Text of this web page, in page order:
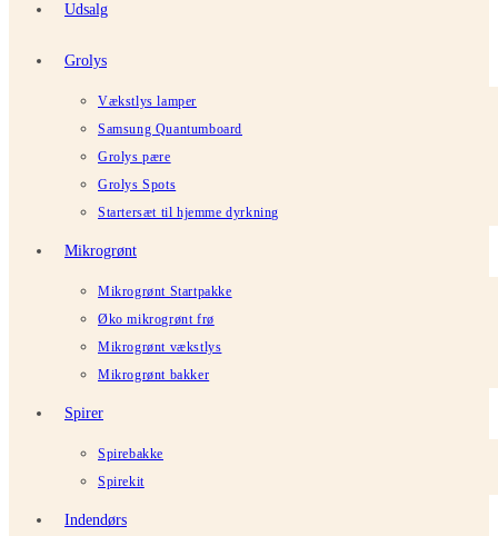
Udsalg
Grolys
Vækstlys lamper
Samsung Quantumboard
Grolys pære
Grolys Spots
Startersæt til hjemme dyrkning
Mikrogrønt
Mikrogrønt Startpakke
Øko mikrogrønt frø
Mikrogrønt vækstlys
Mikrogrønt bakker
Spirer
Spirebakke
Spirekit
Indendørs